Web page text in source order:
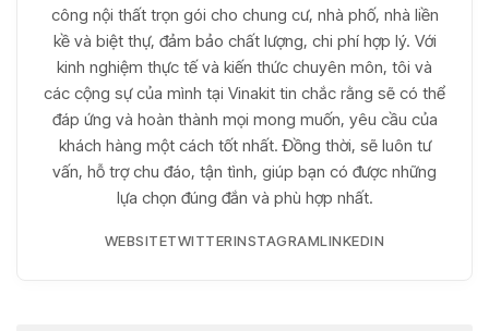
công nội thất trọn gói cho chung cư, nhà phố, nhà liền
kề và biệt thự, đảm bảo chất lượng, chi phí hợp lý. Với
kinh nghiệm thực tế và kiến thức chuyên môn, tôi và
các cộng sự của mình tại Vinakit tin chắc rằng sẽ có thể
đáp ứng và hoàn thành mọi mong muốn, yêu cầu của
khách hàng một cách tốt nhất. Đồng thời, sẽ luôn tư
vấn, hỗ trợ chu đáo, tận tình, giúp bạn có được những
lựa chọn đúng đắn và phù hợp nhất.
WEBSITETWITTERINSTAGRAMLINKEDIN